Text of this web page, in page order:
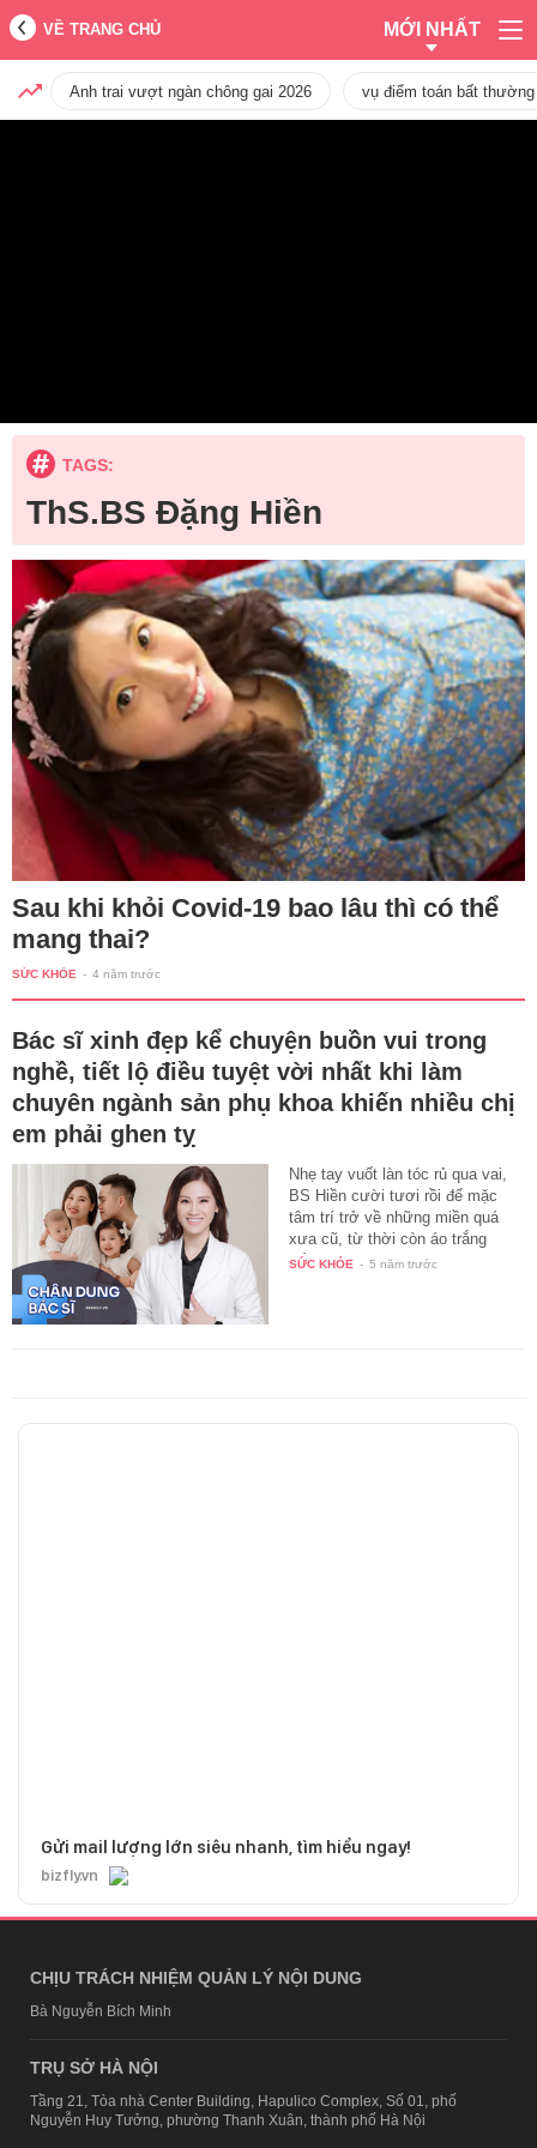
VỀ TRANG CHỦ MỚI NHẤT
Anh trai vượt ngàn chông gai 2026 vụ điểm toán bất
TAGS:
ThS.BS Đặng Hiền
Sau khi khỏi Covid-19 bao lâu thì có thể
mang thai?
SỨC KHỎE - 4 năm trước
Bác sĩ xinh đẹp kể chuyện buồn vui trong
nghề, tiết lộ điều tuyệt vời nhất khi làm
chuyên ngành sản phụ khoa khiến nhiều chị
em phải ghen tỵ
Nhẹ tay vuốt làn tóc rủ qua vai,
BS Hiền cười tươi rồi để mặc
tâm trí trở về những miền quá
xưa cũ, từ thời còn áo trắng
đến…
SỨC KHỎE - 5 năm trước
Gửi mail lượng lớn siêu nhanh, tìm hiểu ngay!
bizfly.vn
CHỊU TRÁCH NHIỆM QUẢN LÝ NỘI DUNG
Bà Nguyễn Bích Minh
TRỤ SỞ HÀ NỘI
Tầng 21, Tòa nhà Center Building, Hapulico Complex, Số 01, phố
Nguyễn Huy Tưởng, phường Thanh Xuân, thành phố Hà Nội